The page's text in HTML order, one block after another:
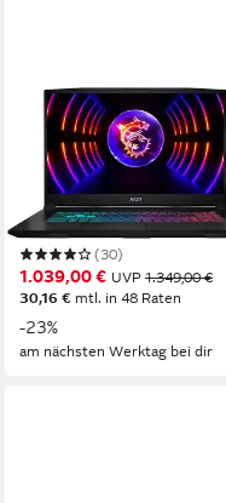
Katana 17 B13VEK-1298
Gaming-Notebook
17,3 Zoll Bildschirmdiagonale
Intel Core i5 Prozessor
GeForce RTX 4050 Grafikkarte
(30)
1.039,00 € UVP 1.349,00 €
30,16 € mtl. in 48 Raten
-23%
am nächsten Werktag bei dir